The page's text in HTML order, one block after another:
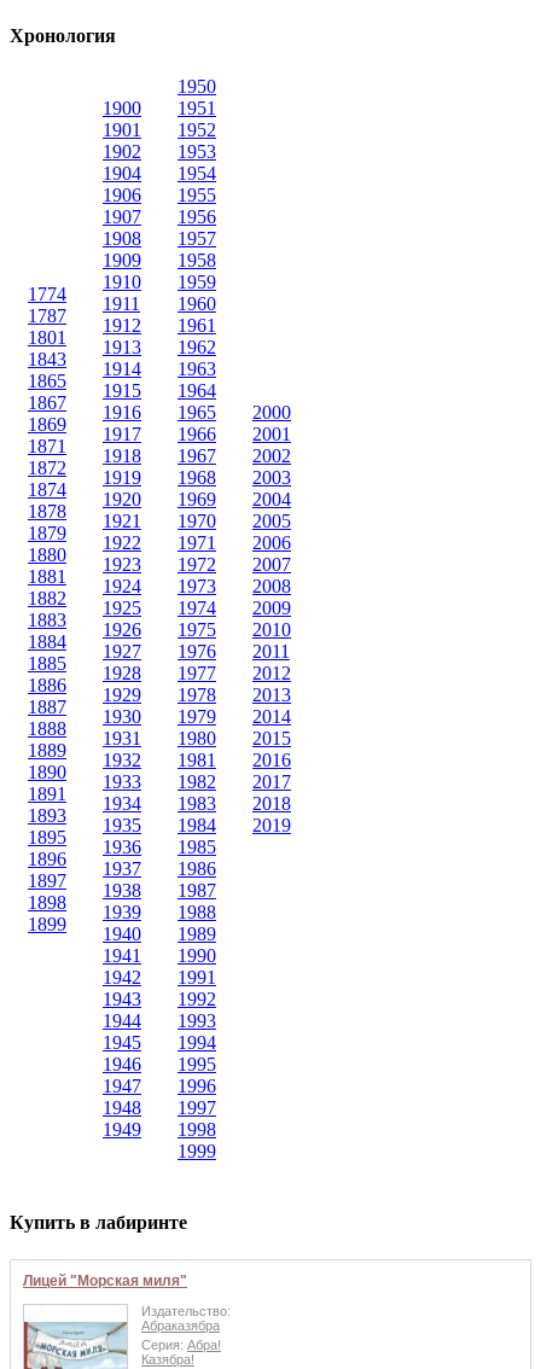
Хронология
1774
1787
1801
1843
1865
1867
1869
1871
1872
1874
1878
1879
1880
1881
1882
1883
1884
1885
1886
1887
1888
1889
1890
1891
1893
1895
1896
1897
1898
1899
1900
1901
1902
1904
1906
1907
1908
1909
1910
1911
1912
1913
1914
1915
1916
1917
1918
1919
1920
1921
1922
1923
1924
1925
1926
1927
1928
1929
1930
1931
1932
1933
1934
1935
1936
1937
1938
1939
1940
1941
1942
1943
1944
1945
1946
1947
1948
1949
1950
1951
1952
1953
1954
1955
1956
1957
1958
1959
1960
1961
1962
1963
1964
1965
1966
1967
1968
1969
1970
1971
1972
1973
1974
1975
1976
1977
1978
1979
1980
1981
1982
1983
1984
1985
1986
1987
1988
1989
1990
1991
1992
1993
1994
1995
1996
1997
1998
1999
2000
2001
2002
2003
2004
2005
2006
2007
2008
2009
2010
2011
2012
2013
2014
2015
2016
2017
2018
2019
Купить в лабиринте
Лицей "Морская миля"
Издательство:
Абраказябра
Серия: Абра!
Казябра!